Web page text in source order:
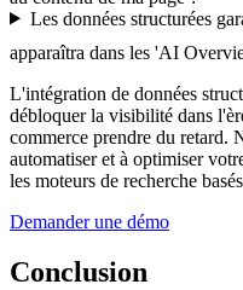
Les données structurées
apparaîtra dans les 'AI
L'intégration de données
débloquer la visibilité dans
commerce prendre du retard.
automatiser et à optimiser
les moteurs de recherche
Demander une démo
Conclusion